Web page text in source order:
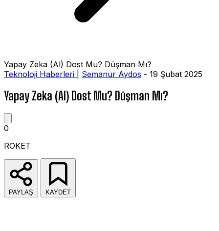
Yapay Zeka (Al) Dost Mu? Düşman Mı?
Teknoloji Haberleri
Semanur Aydos - 19 Şubat 2025
Yapay Zeka (Al) Dost Mu? Düşman Mı?
0
ROKET
PAYLAŞ KAYDET